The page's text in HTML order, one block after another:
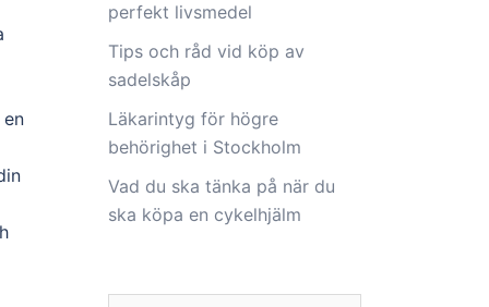
perfekt livsmedel
Tips och råd vid köp av
sadelskåp
Läkarintyg för högre
behörighet i Stockholm
Vad du ska tänka på när du
ska köpa en cykelhjälm